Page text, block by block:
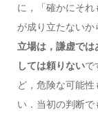
に，「確かにそ
が成り立たない
立場は，謙虚で
しては頼りないで
ど，危険な可能
い．当初の判断